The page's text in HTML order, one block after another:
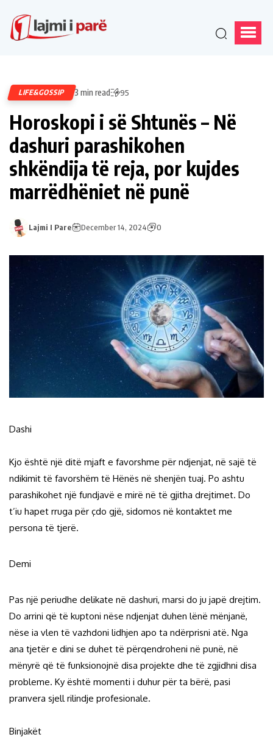
LIFE&GOSSIP 3 min read 95
Horoskopi i së Shtunës – Në
dashuri parashikohen
shkëndija të reja, por kujdes
marrëdhëniet në punë
Lajmi I Pare December 14, 2024 0
Dashi
Kjo është një ditë mjaft e favorshme për ndjenjat, në sajë të
ndikimit të favorshëm të Hënës në shenjën tuaj. Po ashtu
parashikohet një fundjavë e mirë në të gjitha drejtimet. Do
t’iu hapet rruga për çdo gjë, sidomos në kontaktet me
persona të tjerë.
Demi
Pas një periudhe delikate në dashuri, marsi do ju japë drejtim.
Do arrini që të kuptoni nëse ndjenjat duhen lënë mënjanë,
nëse ia vlen të vazhdoni lidhjen apo ta ndërprisni atë. Nga
ana tjetër e dini se duhet të përqendroheni në punë, në
mënyrë që të funksionojnë disa projekte dhe të zgjidhni disa
probleme. Ky është momenti i duhur për ta bërë, pasi
pranvera sjell rilindje profesionale.
Binjakët